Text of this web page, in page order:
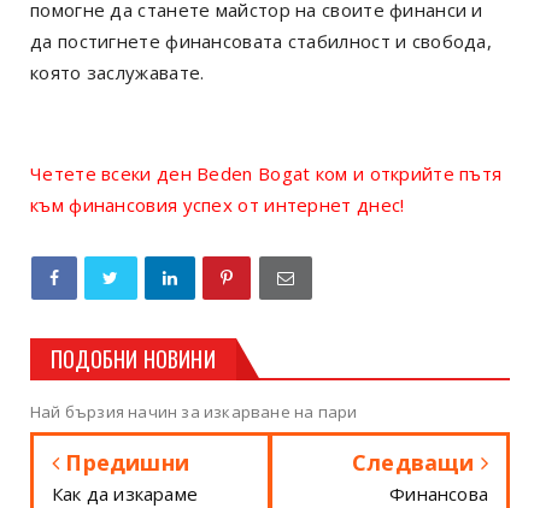
помогне да станете майстор на своите финанси и
да постигнете финансовата стабилност и свобода,
която заслужавате.
Четете всеки ден Beden Bogat ком и открийте пътя
към финансовия успех от интернет днес!
ПОДОБНИ НОВИНИ
Най бързия начин за изкарване на пари
Предишни
Как да изкараме
Следващи
Финансова